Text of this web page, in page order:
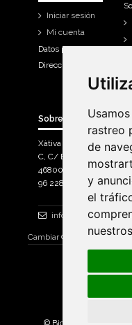
rastreo
de
y
el
rastreo
de
y
el
Iniciar sesión
Mi cuenta
Datos personales
Direcciones
Sobre Bicicletas
Xàtiva Polígon Industrial
C, C/ Braçal del
46800, Xàtiva.
96 228 71 23
Cambiar Consentimiento